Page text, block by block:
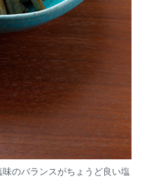
のバランスがちょうど良い塩